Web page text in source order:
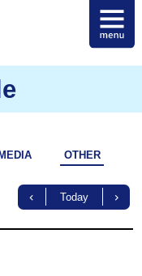
MEDIA OTHER
Today